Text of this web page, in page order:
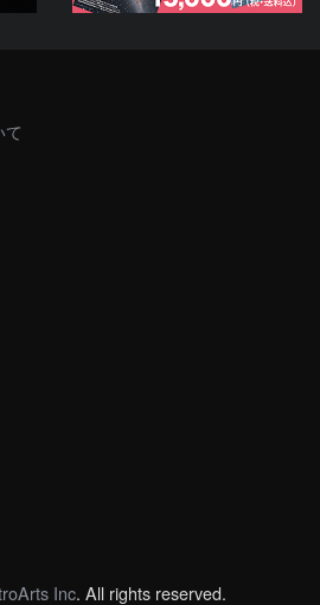
Inc. All rights reserved.